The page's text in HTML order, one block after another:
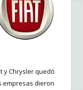
y Chrysler quedó
empresas dieron